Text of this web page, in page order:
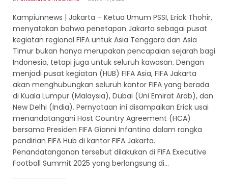
Kampiunnews | Jakarta – Ketua Umum PSSI, Erick Thohir,
menyatakan bahwa penetapan Jakarta sebagai pusat
kegiatan regional FIFA untuk Asia Tenggara dan Asia
Timur bukan hanya merupakan pencapaian sejarah bagi
Indonesia, tetapi juga untuk seluruh kawasan. Dengan
menjadi pusat kegiatan (HUB) FIFA Asia, FIFA Jakarta
akan menghubungkan seluruh kantor FIFA yang berada
di Kuala Lumpur (Malaysia), Dubai (Uni Emirat Arab), dan
New Delhi (India). Pernyataan ini disampaikan Erick usai
menandatangani Host Country Agreement (HCA)
bersama Presiden FIFA Gianni Infantino dalam rangka
pendirian FIFA Hub di kantor FIFA Jakarta.
Penandatanganan tersebut dilakukan di FIFA Executive
Football Summit 2025 yang berlangsung di…